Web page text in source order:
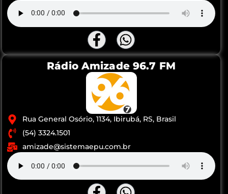
Rádio Amizade 96.7 FM
Rua General Osório, 1134, Ibirubá, RS, Brasil
(54) 3324.1501
amizade@sistemaepu.com.br